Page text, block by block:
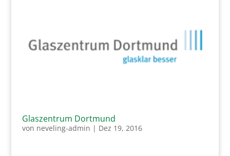
Glaszentrum Dortmund
von neveling-admin | Dez 19, 2016